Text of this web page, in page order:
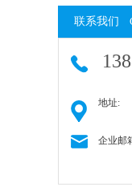
联系我们
地址:
企业邮